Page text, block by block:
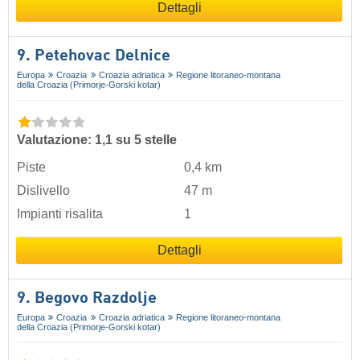
Dettagli
9. Petehovac Delnice
Europa Croazia Croazia adriatica
Regione litoraneo-montana
della Croazia (Primorje-Gorski kotar)
Valutazione: 1,1 su 5 stelle
Piste
0,4 km
Dislivello
47 m
Impianti risalita
1
Dettagli
9. Begovo Razdolje
Europa Croazia Croazia adriatica
Regione litoraneo-montana
della Croazia (Primorje-Gorski kotar)